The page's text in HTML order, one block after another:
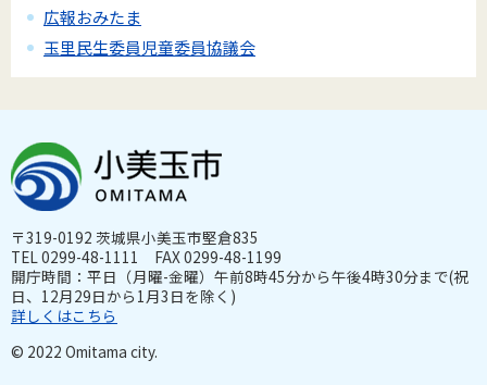
広報おみたま
玉里民生委員児童委員協議会
〒319-0192 茨城県小美玉市堅倉835
TEL 0299-48-1111 FAX 0299-48-1199
開庁時間：平日（月曜-金曜）午前8時45分から午後4時30分まで(祝
日、12月29日から1月3日を除く)
詳しくはこちら
© 2022 Omitama city.